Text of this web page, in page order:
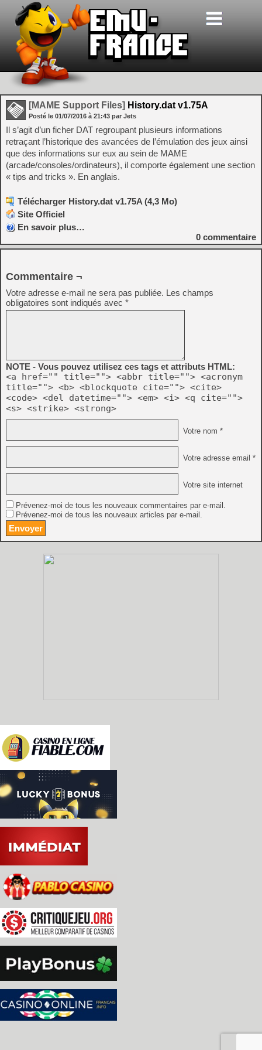
[MAME Support Files] History.dat v1.75A
Posté le 01/07/2016 à 21:43 par Jets
Il s’agit d’un ficher DAT regroupant plusieurs informations
retraçant l’historique des avancées de l’émulation des jeux ainsi
que des informations sur eux au sein de MAME
(arcade/consoles/ordinateurs), il comporte également une section
« tips and tricks ». En anglais.
Télécharger History.dat v1.75A (4,3 Mo)
Site Officiel
En savoir plus…
0 commentaire
Commentaire ¬
Votre adresse e-mail ne sera pas publiée. Les champs
obligatoires sont indiqués avec *
NOTE - Vous pouvez utilisez ces tags et attributs HTML:
<a href="" title=""> <abbr title=""> <acronym
title=""> <b> <blockquote cite=""> <cite>
<code> <del datetime=""> <em> <i> <q cite="">
<s> <strike> <strong>
Votre nom *
Votre adresse email *
Votre site internet
Prévenez-moi de tous les nouveaux commentaires par e-mail.
Prévenez-moi de tous les nouveaux articles par e-mail.